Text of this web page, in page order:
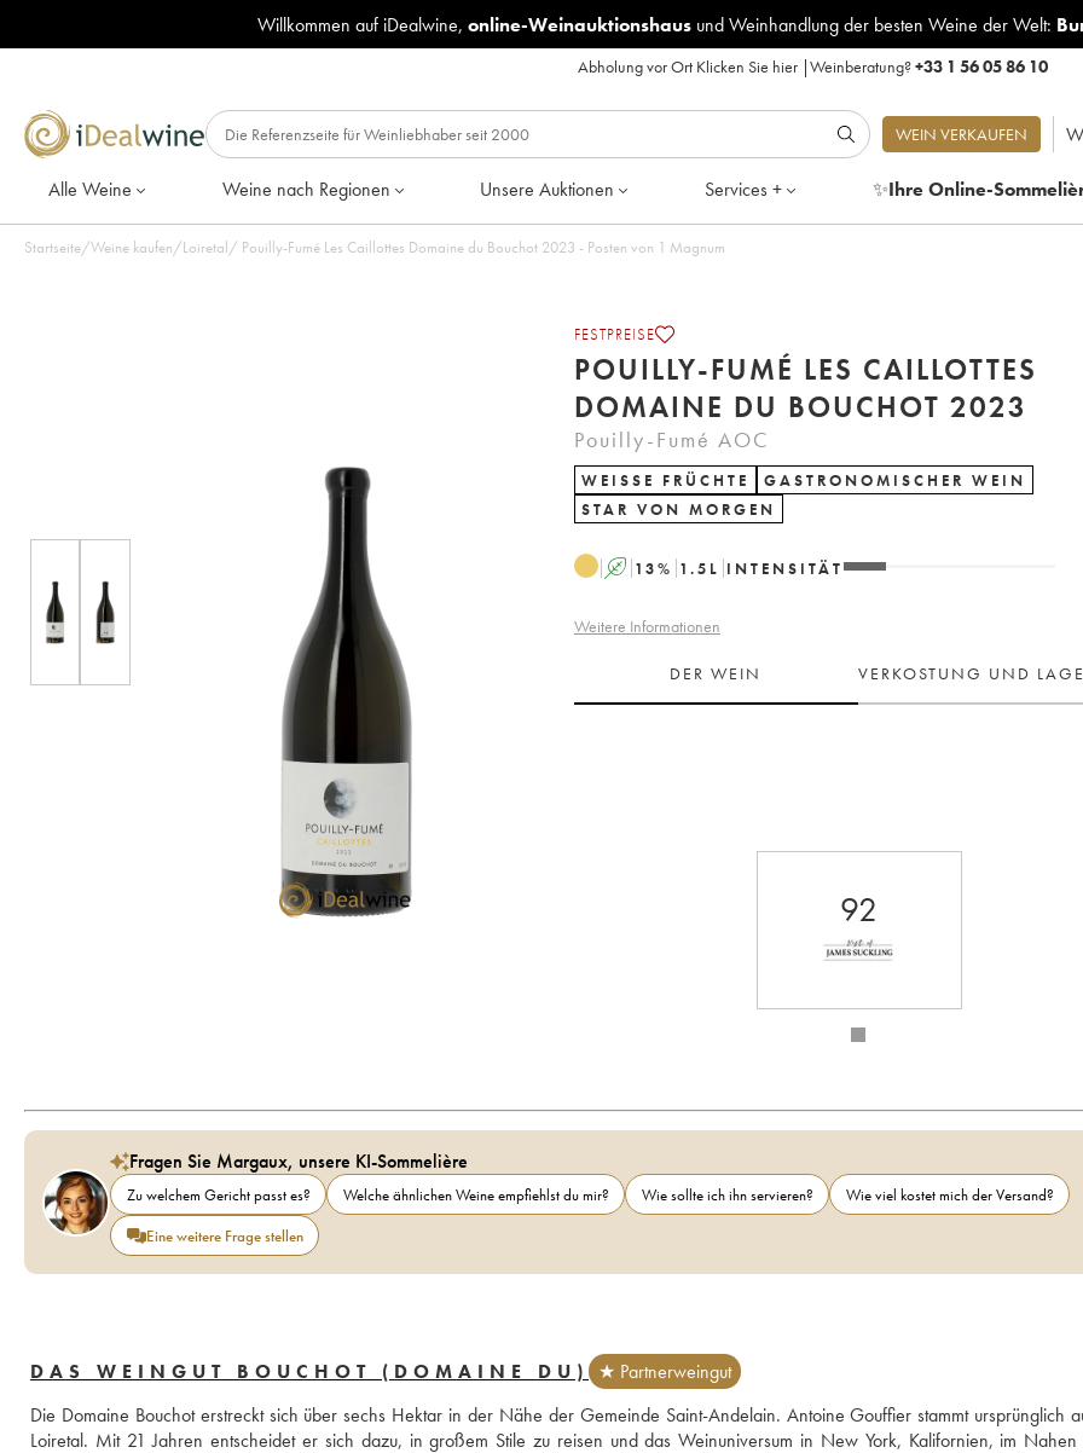
Willkommen auf iDealwine, online-Weinauktionshausund Weinhandlung der besten Weine der Welt:
Abholung vor Ort Klicken Sie hier|Weinberatung?+33 1 56 05 86 10
WEIN VERKAUFEN
Alle Weine Weine nach Regionen Unsere Auktionen Services + ✨Ihre Online-
Startseite/Weine kaufen/Loiretal/ Pouilly-Fumé Les Caillottes Domaine du Bouchot 2023 - Posten von 1 Magnum
FESTPREISE
POUILLY-FUMÉ LES CAILLOTTES
DOMAINE DU BOUCHOT 2023
Pouilly-Fumé AOC
WEISSE FRÜCHTE
GASTRONOMISCHER WEIN
STAR VON MORGEN
A 13% 1.5 L INTENSITÄT
Weitere Informationen
DER WEIN VERKOSTUNG UND
92
Fragen Sie Margaux, unsere KI-Sommelière
Zu welchem Gericht passt es? Welche ähnlichen Weine empfiehlst du mir? Wie sollte ich ihn servieren?
Wie viel kostet mich der Versand?
Eine weitere Frage stellen
DAS WEINGUT BOUCHOT (DOMAINE DU)
★ Partnerweingut
Die Domaine Bouchot erstreckt sich über sechs Hektar in der Nähe der Gemeinde Saint-Andelain. Antoine Gouffier stammt ursprünglich
Loiretal. Mit 21 Jahren entscheidet er sich dazu, in großem Stile zu reisen und das Weinuniversum in New York, Kalifornien, im Nahen